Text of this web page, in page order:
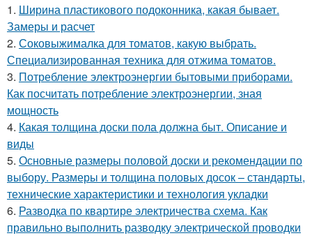
1. Ширина пластикового подоконника, какая бывает.
Замеры и расчет
2. Соковыжималка для томатов, какую выбрать.
Специализированная техника для отжима томатов.
3. Потребление электроэнергии бытовыми приборами.
Как посчитать потребление электроэнергии, зная
мощность
4. Какая толщина доски пола должна быт. Описание и
виды
5. Основные размеры половой доски и рекомендации по
выбору. Размеры и толщина половых досок – стандарты,
технические характеристики и технология укладки
6. Разводка по квартире электричества схема. Как
правильно выполнить разводку электрической проводки